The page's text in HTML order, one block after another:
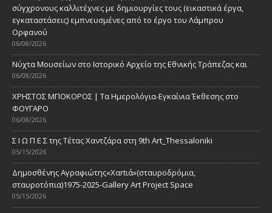
σύγχρονους καλλιτέχνες με δημιουργίες τους (εικαστικά έργα,
εγκαταστάσεις) εμπνευσμένες από το έργο του Λάμπρου
Ορφανού
06/08/2026
Νύχτα Μουσείων στο Ιστορικό Αρχείο της Εθνικής Τράπεζας και
06/08/2026
ΧΡΗΣΤΟΣ ΜΠΟΚΟΡΟΣ | Τα Ημερολόγια-Εγκαίνια Έκθεσης στο
ΦΟΥΓΑΡΟ
06/08/2026
Σ Ι Ω Π Ε Σ της Τέτας Χαντζάρα στη 9th Art_Thessaloniki
05/15/2026
Δημοσθένης Αγραφιώτης«Xαrtιά»(σταυροδρόμια,
σταυροτόπια)1975-2025-Gallery Art Project Space
05/15/2026